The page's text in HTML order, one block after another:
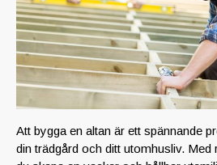
Att bygga en altan är ett spännande
din trädgård och ditt utomhusliv. Med